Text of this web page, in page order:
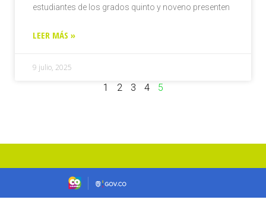
estudiantes de los grados quinto y noveno presenten
LEER MÁS »
9 julio, 2025
1 2 3 4 5